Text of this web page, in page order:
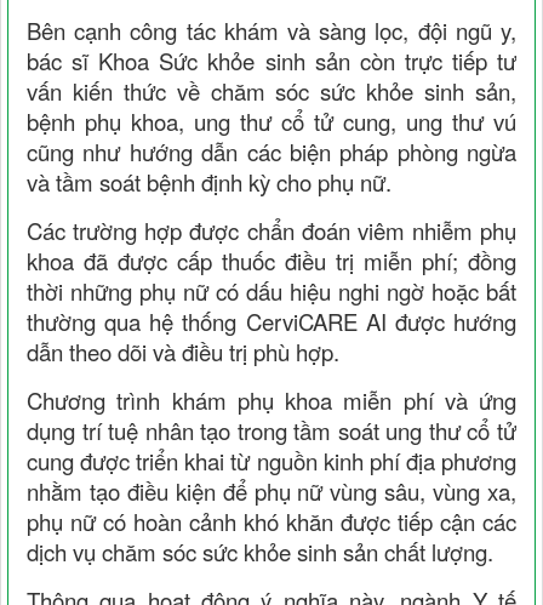
Bên cạnh công tác khám và sàng lọc, đội ngũ y,
bác sĩ Khoa Sức khỏe sinh sản còn trực tiếp tư
vấn kiến thức về chăm sóc sức khỏe sinh sản,
bệnh phụ khoa, ung thư cổ tử cung, ung thư vú
cũng như hướng dẫn các biện pháp phòng ngừa
và tầm soát bệnh định kỳ cho phụ nữ.
Các trường hợp được chẩn đoán viêm nhiễm phụ
khoa đã được cấp thuốc điều trị miễn phí; đồng
thời những phụ nữ có dấu hiệu nghi ngờ hoặc bất
thường qua hệ thống CerviCARE AI được hướng
dẫn theo dõi và điều trị phù hợp.
Chương trình khám phụ khoa miễn phí và ứng
dụng trí tuệ nhân tạo trong tầm soát ung thư cổ tử
cung được triển khai từ nguồn kinh phí địa phương
nhằm tạo điều kiện để phụ nữ vùng sâu, vùng xa,
phụ nữ có hoàn cảnh khó khăn được tiếp cận các
dịch vụ chăm sóc sức khỏe sinh sản chất lượng.